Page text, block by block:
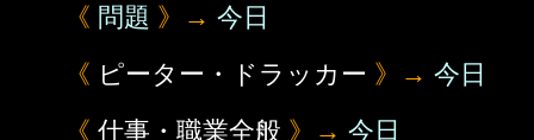
《 問題 》→ 今日
《 ピーター・ドラッカー 》→ 今日
《 仕事・職業全般 》→ 今日